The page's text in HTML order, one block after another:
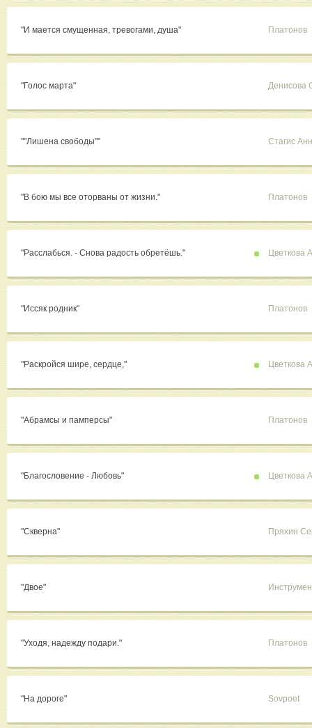
"И мается смущенная, тревогами, душа" Платонов
"Голос марта" Денисова
""Лишена свободы"" Стагис
"В бою мы все оторваны от жизни." Платонов
"Расслабься. - Снова радость обретёшь." Цветкова
"Иссяк родник" Платонов
"Раскройся шире, сердце," Цветкова
"Абрамсы и памперсы" Платонов
"Благословение - Любовь" Цветкова
"Скверна" Пряхин
"Двое"
"Уходя, надежду подари." Платонов
"На дороге" Sovpoet